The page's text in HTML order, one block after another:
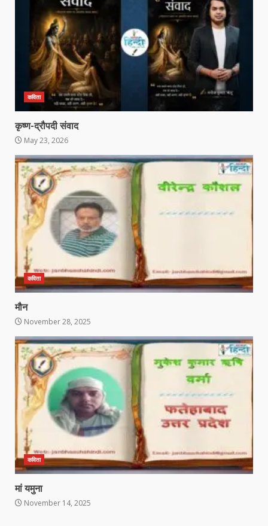
कविता
कृष्ण-द्रौपदी संवाद
May 23, 2026
कविता
मौन
November 28, 2025
कविता
मां यमुना
November 14, 2025